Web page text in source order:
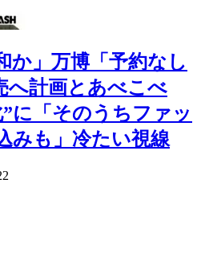
か」万博「予約なし
へ計画とあべこべ
に「そのうちファッ
みも」冷たい視線